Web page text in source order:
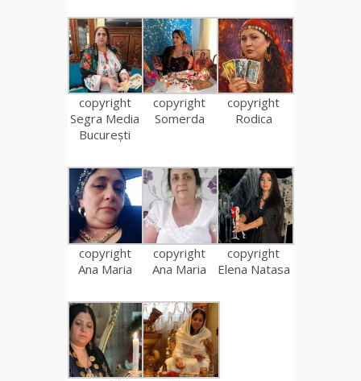
copyright
Segra Media
București
copyright
Somerda
copyright
Rodica
copyright
Ana Maria
copyright
Ana Maria
copyright
Elena Natasa